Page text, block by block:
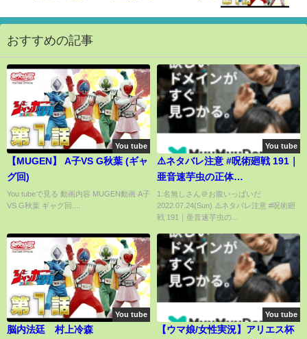
おすすめの記事
You tube
【MUGEN】 A子VS G秋葉 (ギャ
グ回)
You tubeで見る 動画内容 MUGEN動画 A子
VS G秋葉 ギャグ回....
You tube
⚠️ネタバレ注意 #呪術廻戦 191｜
亜音速芋虫の正体
#jujutsukaisen #jjk #shorts
1:名無しさん＠お腹いっぱいだ
2022.07.24(Sun) ⚠️ネタバレ注意 #呪術廻
戦 191｜亜音速芋虫の...
You tube
脳内法廷 村上冷森
You tube
【ウマ娘/女性実況】アリエス杯